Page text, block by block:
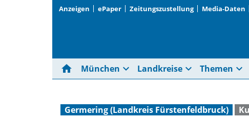
Anzeigen ePaper Zeitungszustellung Media-Daten
home München expand_more Landkreise expand_more Themen expand_more
Germering (Landkreis Fürstenfeldbruck)